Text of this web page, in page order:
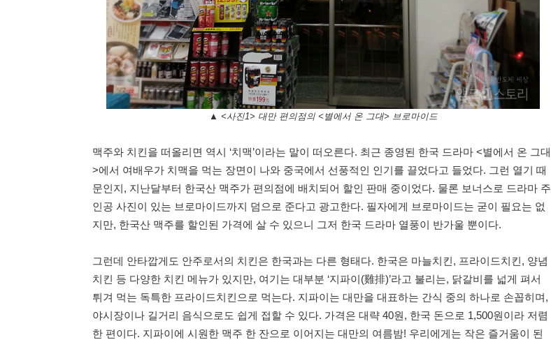
▲ <사진1> 대만 편의점의 <별에서 온 그대> 브로마이드
맥주와 치킨을 떠올리면 역시 ‘치맥’이라는 말이 떠오른다. 최근 종영된 한국 드라마 <별에서 온 그대
>에서 여배우가 치맥을 먹는 장면이 나와 중국에서 선풍적인 인기를 끌었다고 들었다. 그런 열기 때
문인지, 지난달부터 한국산 맥주가 편의점에 배치되어 할인 판매 중이었다. 물론 보너스로 드라마 주
인공 사진이 있는 브로마이드까지 덤으로 준다고 광고한다. 필자에게 브로마이드는 굳이 필요는 없
지만, 한국산 맥주를 할인된 가격에 살 수 있으니 그저 한국 드라마 열풍이 반가울 뿐이다.
그런데 안타깝게도 안주로서의 치킨은 한국과는 다른 형태다. 한국은 마늘치킨, 프라이드치킨, 양념
치킨 등 다양한 치킨 메뉴가 있지만, 여기는 대부분 ‘지파이(雞排)’라고 불리는, 닭갈비를 넓게 펴서
튀겨 먹는 독특한 프라이드치킨으로 먹는다. 지파이는 대만을 대표하는 간식 중의 하나로 손꼽히며,
야시장이나 길거리 음식으로도 쉽게 접할 수 있다. 가격은 대략 40원, 한국 돈으로 1,500원이라 저렴
한 편이다. 지파이에 시원한 맥주 한 잔으로 이어지는 대만의 여름밤! 우리에게는 작은 즐거움이 된